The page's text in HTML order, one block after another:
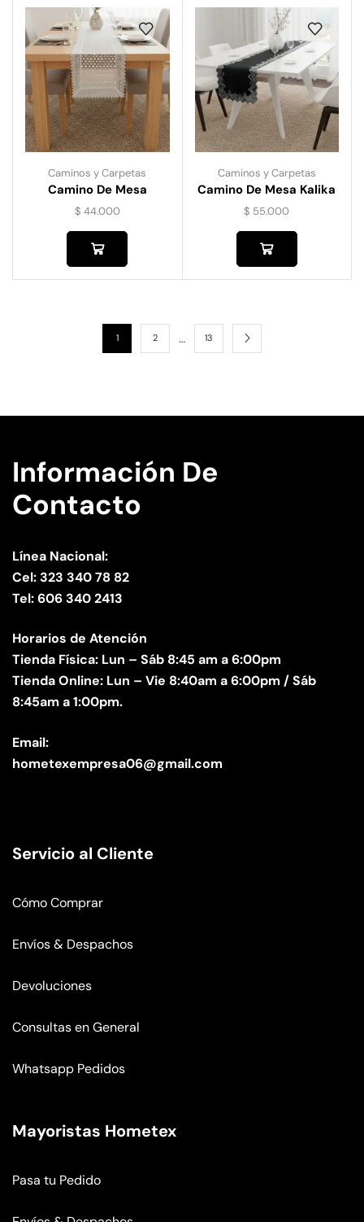
Caminos y Carpetas
Camino De Mesa
Guipiur 8303
$ 44.000
Caminos y Carpetas
Camino De Mesa Kalika
$ 55.000
1 2 … 13
Información De
Contacto
Línea Nacional:
Cel: 323 340 78 82
Tel: 606 340 2413
Horarios de Atención
Tienda Física: Lun – Sáb 8:45 am a 6:00pm
Tienda Online: Lun – Vie 8:40am a 6:00pm / Sáb
8:45am a 1:00pm.
Email:
hometexempresa06@gmail.com
Servicio al Cliente
Cómo Comprar
Envíos & Despachos
Devoluciones
Consultas en General
Whatsapp Pedidos
Mayoristas Hometex
Pasa tu Pedido